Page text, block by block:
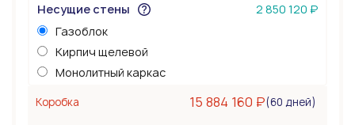
Несущие стены
2 850 120 ₽
Газоблок
Кирпич щелевой
Монолитный каркас
Коробка 15 884 160 ₽(60 дней)